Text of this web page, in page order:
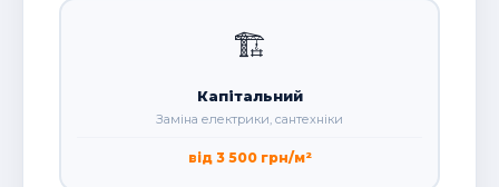
🏗️
Капітальний
Заміна електрики, сантехніки
від 3 500 грн/м²